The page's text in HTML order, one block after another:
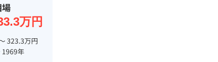
万円
323.3万円
1969年